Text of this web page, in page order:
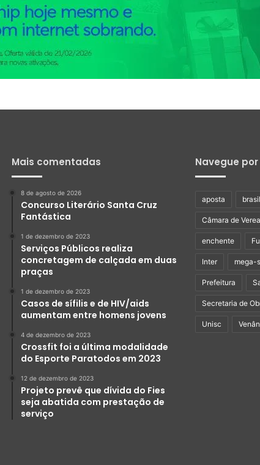
Mais comentadas
8 de agosto de 2026
Concurso Literário Santa Cruz
Fantástica
1 de dezembro de 2023
Serviços Públicos realiza
concretagem de calçada em duas
praças
1 de dezembro de 2023
Casos de sífilis e de HIV/aids
aumentam entre homens jovens
4 de dezembro de 2023
Crossfit foi a última modalidade
do Esporte Paratodos em 2023
12 de dezembro de 2023
Projeto prevê que dívida do Fies
seja abatida com prestação de
serviço
Navegue
aposta
Câmara de
enchente
Inter mega-
Prefeitura
Secretaria de
Unisc